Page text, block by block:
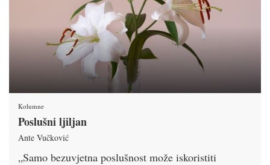
Kolumne
Poslušni ljiljan
Ante Vučković
„Samo bezuvjetna poslušnost može iskoristiti